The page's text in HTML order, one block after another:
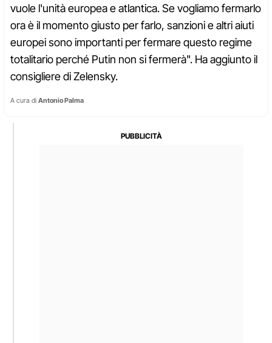
vuole l'unità europea e atlantica. Se vogliamo fermarlo
ora è il momento giusto per farlo, sanzioni e altri aiuti
europei sono importanti per fermare questo regime
totalitario perché Putin non si fermerà". Ha aggiunto il
consigliere di Zelensky.
A cura di Antonio Palma